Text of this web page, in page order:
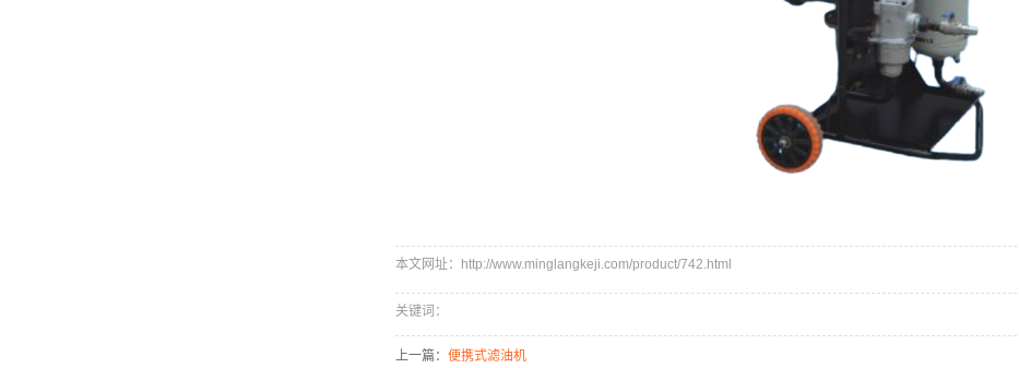
本文网址：http://www.minglangkeji.com/product/742.html
关键词：
上一篇： 便携式滤油机